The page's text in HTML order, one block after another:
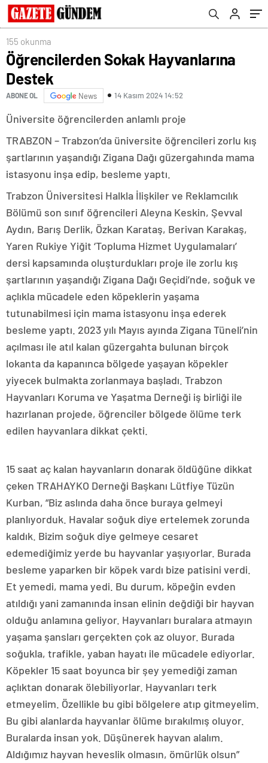
155 okunma
Öğrencilerden Sokak Hayvanlarına
Destek
ABONE OL News 14 Kasım 2024 14:52
Üniversite öğrencilerden anlamlı proje
TRABZON – Trabzon’da üniversite öğrencileri zorlu kış
şartlarının yaşandığı Zigana Dağı güzergahında mama
istasyonu inşa edip, besleme yaptı.
Trabzon Üniversitesi Halkla İlişkiler ve Reklamcılık
Bölümü son sınıf öğrencileri Aleyna Keskin, Şevval
Aydın, Barış Derlik, Özkan Karataş, Berivan Karakaş,
Yaren Rukiye Yiğit ‘Topluma Hizmet Uygulamaları’
dersi kapsamında oluşturdukları proje ile zorlu kış
şartlarının yaşandığı Zigana Dağı Geçidi’nde, soğuk ve
açlıkla mücadele eden köpeklerin yaşama
tutunabilmesi için mama istasyonu inşa ederek
besleme yaptı. 2023 yılı Mayıs ayında Zigana Tüneli’nin
açılması ile atıl kalan güzergahta bulunan birçok
lokanta da kapanınca bölgede yaşayan köpekler
yiyecek bulmakta zorlanmaya başladı. Trabzon
Hayvanları Koruma ve Yaşatma Derneği iş birliği ile
hazırlanan projede, öğrenciler bölgede ölüme terk
edilen hayvanlara dikkat çekti.
15 saat aç kalan hayvanların donarak öldüğüne dikkat
çeken TRAHAYKO Derneği Başkanı Lütfiye Tüzün
Kurban, “Biz aslında daha önce buraya gelmeyi
planlıyorduk. Havalar soğuk diye ertelemek zorunda
kaldık. Bizim soğuk diye gelmeye cesaret
edemediğimiz yerde bu hayvanlar yaşıyorlar. Burada
besleme yaparken bir köpek vardı bize patisini verdi.
Et yemedi, mama yedi. Bu durum, köpeğin evden
atıldığı yani zamanında insan elinin değdiği bir hayvan
olduğu anlamına geliyor. Hayvanları buralara atmayın
yaşama şansları gerçekten çok az oluyor. Burada
soğukla, trafikle, yaban hayatı ile mücadele ediyorlar.
Köpekler 15 saat boyunca bir şey yemediği zaman
açlıktan donarak ölebiliyorlar. Hayvanları terk
etmeyelim. Özellikle bu gibi bölgelere atıp gitmeyelim.
Bu gibi alanlarda hayvanlar ölüme bırakılmış oluyor.
Buralarda insan yok. Düşünerek hayvan alalım.
Aldığımız hayvan heveslik olmasın, ömürlük olsun”